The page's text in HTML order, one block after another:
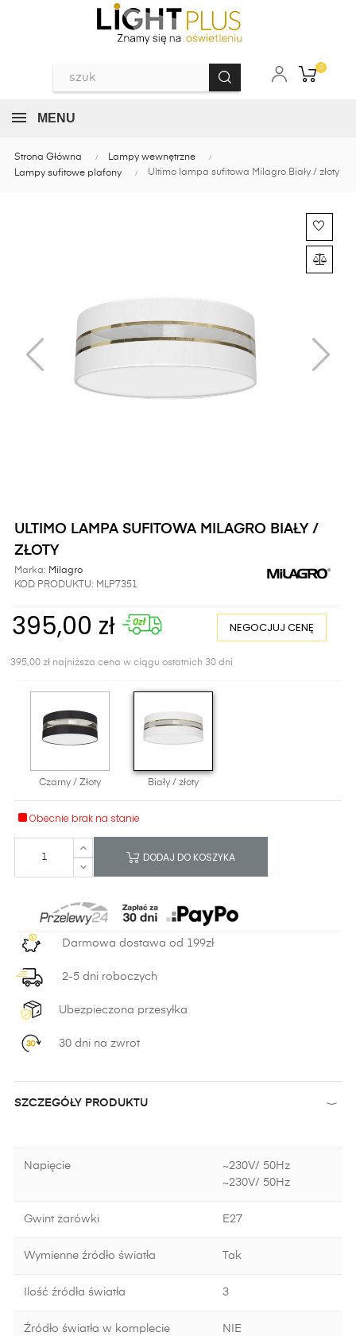
0
MENU
Strona Główna
Lampy wewnętrzne
Lampy sufitowe plafony
Ultimo lampa sufitowa Milagro Biały / złoty
ULTIMO LAMPA SUFITOWA MILAGRO BIAŁY /
ZŁOTY
Marka: Milagro
KOD PRODUKTU: MLP7351
395,00 zł NEGOCJUJ CENĘ
395,00 zł najniższa cena w ciągu ostatnich 30 dni
Czarny / Złoty Biały / złoty
Obecnie brak na stanie
DODAJ DO KOSZYKA
Darmowa dostawa od 199zł
2-5 dni roboczych
Ubezpieczona przesyłka
30 dni na zwrot
SZCZEGÓŁY PRODUKTU
Napięcie
~230V/ 50Hz
~230V/ 50Hz
Gwint żarówki E27
Wymienne źródło światła Tak
Ilość źródła światła 3
Źródło światła w komplecie NIE